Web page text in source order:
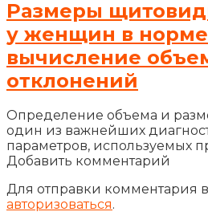
Размеры
у женщин в
вычисление
отклонений
Определение объема и
один из важнейших
параметров, используемых
Добавить комментарий
Для отправки комментария
авторизоваться.